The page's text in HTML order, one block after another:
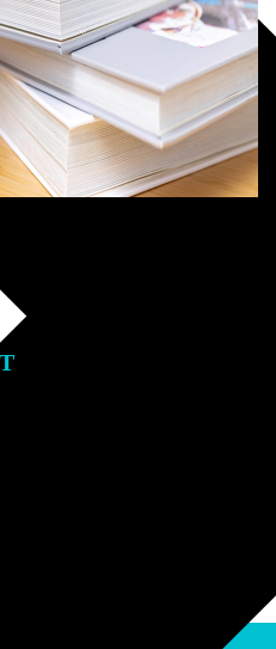
заказа к печати
могут связаться с Вами